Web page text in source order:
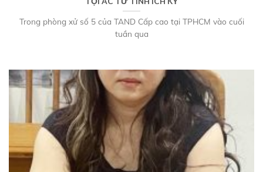
Trong phòng xử số 5 của TAND Cấp cao tại TPHCM vào cuối
tuần qua